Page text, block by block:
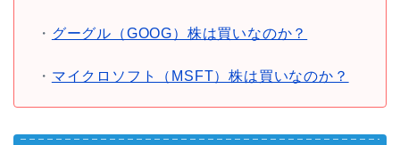
・ グーグル（GOOG）株は買いなのか？
・ マイクロソフト（MSFT）株は買いなのか？